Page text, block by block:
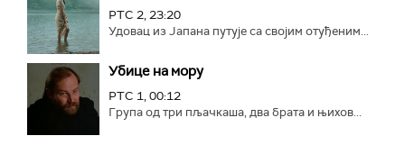
РТС 2, 23:20
Удовац из Јапана путује са својим отуђеним...
Убице на мору
РТС 1, 00:12
Група од три пљачкаша, два брата и њихов...